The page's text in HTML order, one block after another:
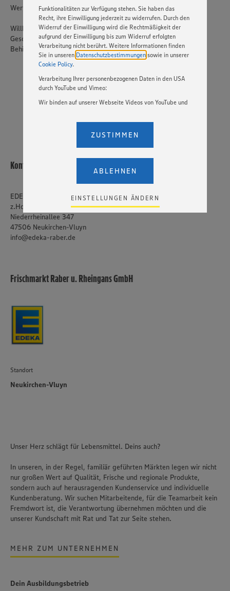
Funktionalitäten zur Verfügung stehen. Sie haben das
Recht, ihre Einwilligung jederzeit zu widerrufen. Durch den
Widerruf der Einwilligung wird die Rechtmäßigkeit der
aufgrund der Einwilligung bis zum Widerruf erfolgten
Verarbeitung nicht berührt. Weitere Informationen finden
Sie in unseren Datenschutzbestimmungen sowie in unserer
Cookie Policy.
Verarbeitung Ihrer personenbezogenen Daten in den USA
durch YouTube und Vimeo:
Wir binden auf unserer Webseite Videos von YouTube und
Einstellungen bezüglich YouTube und Vimeo zu ändern,
ein, dass Ihre Daten (IP-Adresse, Zeitstempel, ggf.
Nutzerverhalten auf unserer Webseite) an die Anbieter der
Dienste YouTube und Vimeo in den USA übermittelt und
dort verarbeitet werden. Der EuGH sieht die USA als Land
angemessenen Datenschutzniveau an. Es besteht das
Risiko eines Zugriffs durch US-amerikanische Behörden.
Zudem wissen wir nicht genau, wie die Anbieter der
genannten Dienste Ihre Daten verarbeiten. Weitere
Informationen zur Nutzung der Dienste finden Sie in
unseren Datenschutzhinweisen sowie in unserer Cookie
Policy unter den Stichworten „YouTube” und „Vimeo”.
EINSTELLUNGEN ÄNDERN
ABLEHNEN
ZUSTIMMEN
Wertung.
Willkommen sind bei uns alle Menschen – unabhängig von
Geschlecht, Nationalität, ethnischer und sozialer Herkunft,
Behinderung, Religion, Alter sowie sexueller Orientierung.
JETZT BEWERBEN
PER WHATSAPP
Kontakt
EDEKA Raber
z.Hd. Sven Dekker
Niederrheinallee 347
47506 Neukirchen-Vluyn
info@edeka-raber.de
Frischmarkt Raber u. Rheingans GmbH
Standort
Neukirchen-Vluyn
Unser Herz schlägt für Lebensmittel. Deins auch?
In unseren, in der Regel, familiär geführten Märkten legen wir nicht
nur großen Wert auf Qualität, Frische und regionale Produkte,
sondern auch auf herausragenden Kundenservice und individuelle
Kundenberatung. Wir suchen Mitarbeitende, für die Teamarbeit kein
Fremdwort ist, die Verantwortung übernehmen möchten und die
unserer Kundschaft mit Rat und Tat zur Seite stehen.
MEHR ZUM UNTERNEHMEN
Dein Ausbildungsbetrieb